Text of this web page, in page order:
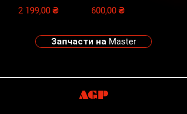
Цена
2 199,00 ₴ Цена
600,00 ₴
Запчасти на Master
AGP